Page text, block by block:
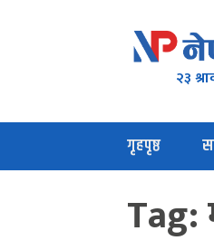
२३
गृहपृष्ठ
Tag: